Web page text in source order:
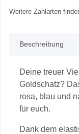
Weitere Zahlarten
Beschreibung
Deine treuer
Goldschatz?
rosa, blau und
für euch.
Dank dem